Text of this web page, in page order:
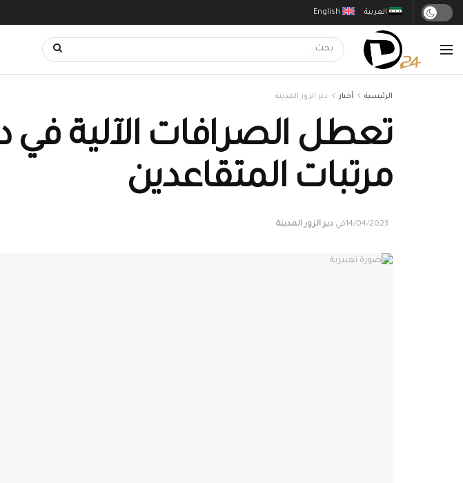
English العربية
الرئيسية أخبار دير الزور المدينة
تعطل الصرافات الآلية في
مرتبات المتقاعدين
14/04/2023 في دير الزور المدينة